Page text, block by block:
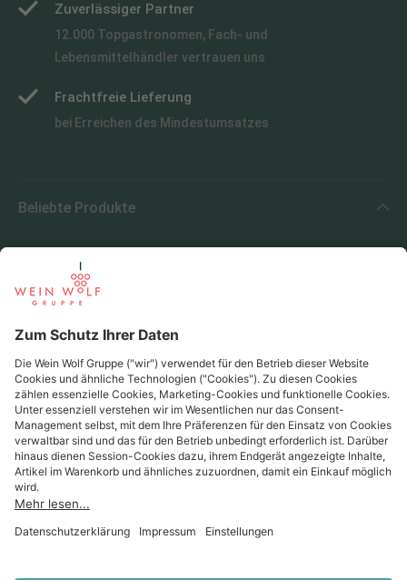
Zuverlässiger Partner
12.000 Topgastronomen, Fach- und
Lebensmittelhändler vertrauen uns
Frachtfreie Lieferung
bei Erreichen des Mindestumsatzes
Beliebte Produkte
Beliebte Regionen
Beliebte Produzenten
Wein Wolf
Wein Wolf GmbH